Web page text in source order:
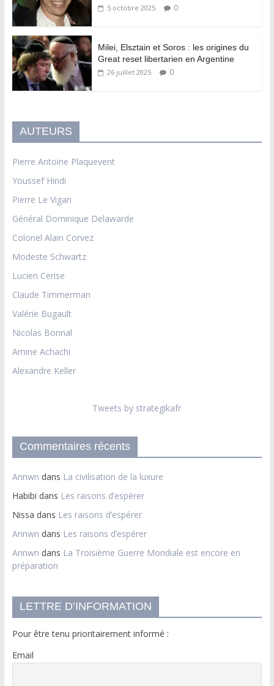
5 octobre 2025 0
Milei, Elsztain et Soros : les origines du
Great reset libertarien en Argentine
26 juillet 2025 0
AUTEURS
Pierre Antoine Plaquevent
Youssef Hindi
Pierre Le Vigan
Général Dominique Delawarde
Colonel Alain Corvez
Modeste Schwartz
Lucien Cerise
Claude Timmerman
Valérie Bugault
Nicolas Bonnal
Amine Achachi
Alexandre Keller
Tweets by strategikafr
Commentaires récents
Annwn dans La civilisation de la luxure
Habibi dans Les raisons d’espérer
Nissa dans Les raisons d’espérer
Annwn dans Les raisons d’espérer
Annwn dans La Troisième Guerre Mondiale est encore en
préparation
LETTRE D’INFORMATION
Pour être tenu prioritairement informé :
Email